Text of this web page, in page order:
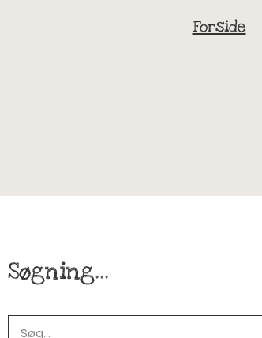
Forside
Søgning...